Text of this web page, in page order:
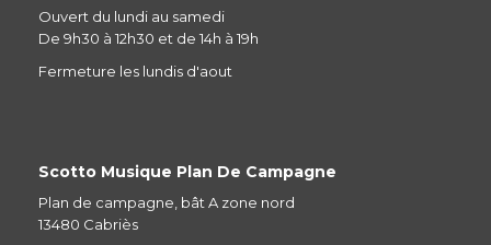
Ouvert du lundi au samedi
De 9h30 à 12h30 et de 14h à 19h
Fermeture les lundis d'aout
Scotto Musique Plan De Campagne
Plan de campagne, bât A zone nord
13480 Cabriès